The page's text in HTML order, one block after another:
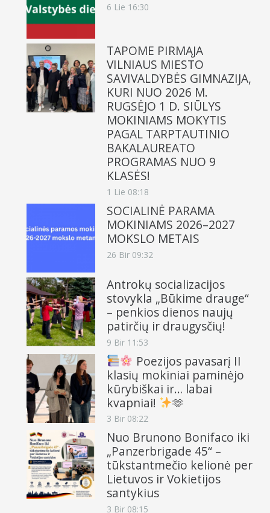
6 Lie 16:30
TAPOME PIRMĄJA
VILNIAUS MIESTO
SAVIVALDYBĖS GIMNAZIJA,
KURI NUO 2026 M.
RUGSĖJO 1 D. SIŪLYS
MOKINIAMS MOKYTIS
PAGAL TARPTAUTINIO
BAKALAUREATO
PROGRAMAS NUO 9
KLASĖS!
1 Lie 08:18
SOCIALINĖ PARAMA
MOKINIAMS 2026–2027
MOKSLO METAIS
26 Bir 09:32
Antrokų socializacijos
stovykla „Būkime drauge“
– penkios dienos naujų
patirčių ir draugysčių!
9 Bir 11:53
Poezijos pavasarį II
klasių mokiniai paminėjo
kūrybiškai ir… labai
kvapniai!
🫶
3 Bir 08:22
Nuo Brunono Bonifaco iki
„Panzerbrigade 45“ –
tūkstantmečio kelionė per
Lietuvos ir Vokietijos
santykius
3 Bir 08:15